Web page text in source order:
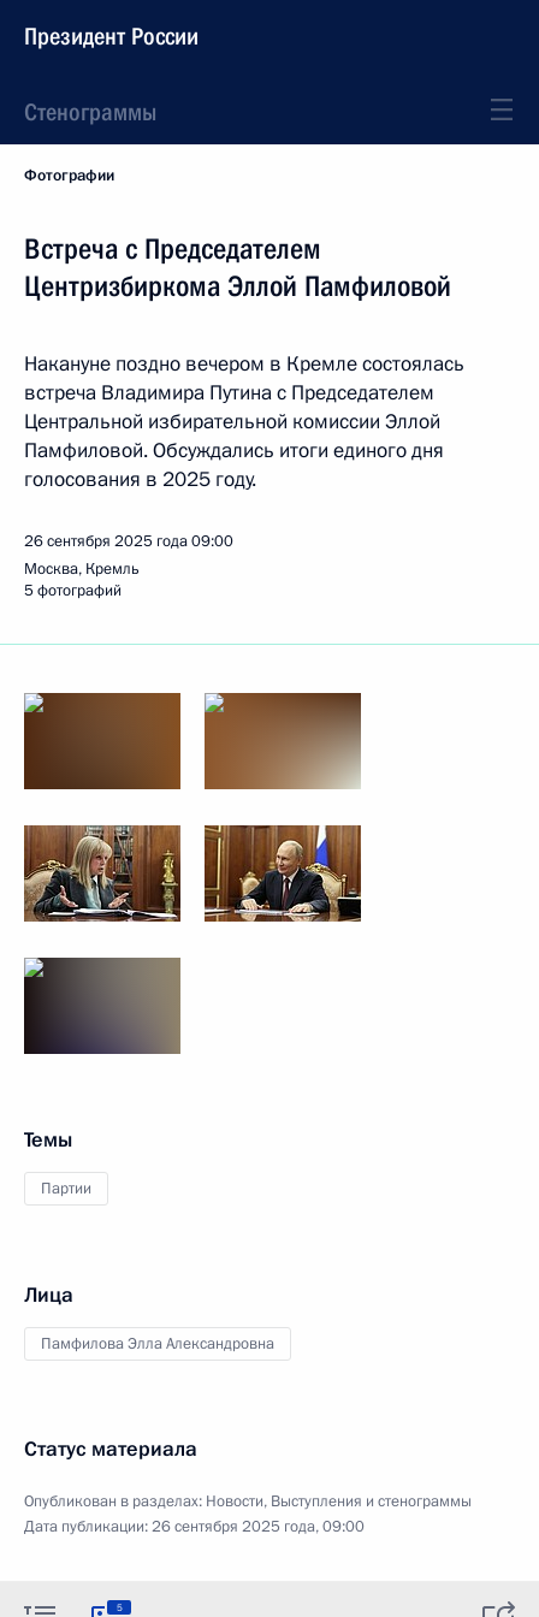
Президент России
Стенограммы
Фотографии
Встреча с Председателем
Центризбиркома Эллой Памфиловой
Накануне поздно вечером в Кремле состоялась
встреча Владимира Путина с Председателем
Центральной избирательной комиссии Эллой
Памфиловой. Обсуждались итоги единого дня
голосования в 2025 году.
26 сентября 2025 года09:00
Москва, Кремль
5 фотографий
Темы
Партии
Лица
Памфилова Элла Александровна
Статус материала
Опубликован в разделах: Новости, Выступления и стенограммы
Дата публикации:26 сентября 2025 года, 09:00
5